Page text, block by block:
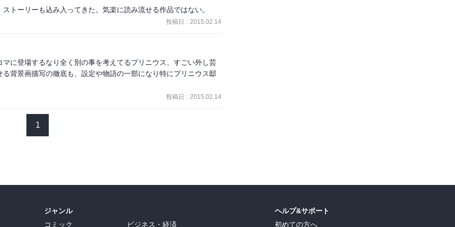
トーリーも込み入ってきた。気楽に読み流せる作品ではない。
投稿日 : 2015.02.14
に登場するなり全く別の事を考えてるプリニウス、すごい外し芸
背景画描写の徹底も、設定や物語の一部になり特にプリニウス邸
投稿日 : 2015.02.14
1
ジャンル
コミック
ビジネス・経済
ヘルプ&サポート
初めての方へ